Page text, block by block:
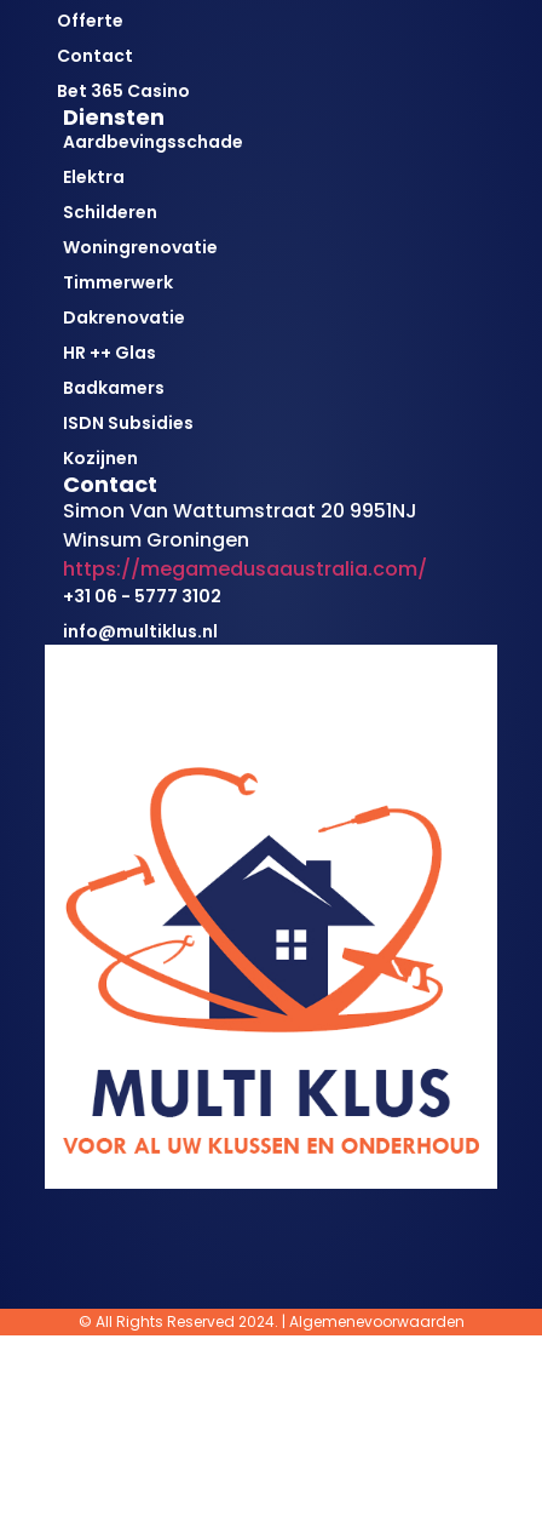
Offerte
Contact
Bet 365 Casino
Diensten
Aardbevingsschade
Elektra
Schilderen
Woningrenovatie
Timmerwerk
Dakrenovatie
HR ++ Glas
Badkamers
ISDN Subsidies
Kozijnen
Contact
Simon Van Wattumstraat 20 9951NJ
Winsum Groningen
https://megamedusaaustralia.com/
+31 06 - 5777 3102
info@multiklus.nl
© All Rights Reserved 2024. | Algemenevoorwaarden